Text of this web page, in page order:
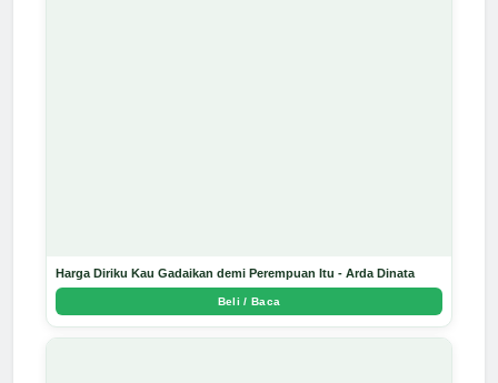
Harga Diriku Kau Gadaikan demi Perempuan Itu - Arda Dinata
Beli / Baca